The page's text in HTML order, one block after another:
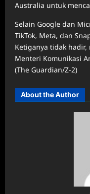
Australia untuk
Selain Google dan
TikTok, Meta, dan
Ketiganya tidak
Menteri Komunikasi
(The Guardian/Z-2)
About the Author